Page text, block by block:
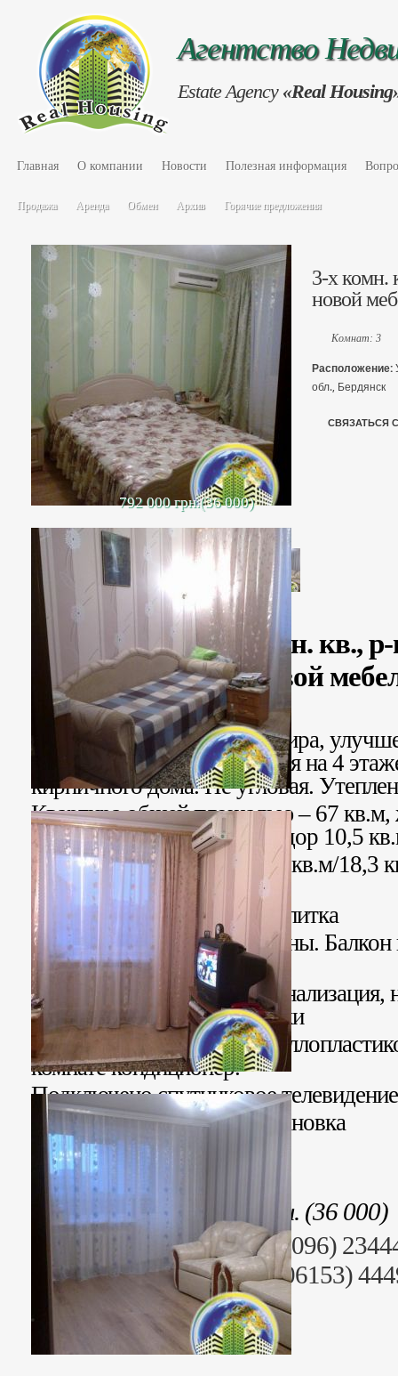
Агентство
Estate Agency «Real
Главная О компании Новости Полезная информация
Продажа Аренда Обмен Архив Горячие предложения
792 000 грн.(36 000)
3-х комн.
новой
Комнат: 3
Расположение:
обл., Бердянск
СВЯЗАТЬСЯ
3-х комн. кв.,
с новой
Продается 3-х комн. квартира,
районе АКЗ, расположеннаяна 4
кирпичного дома. Не угловая.
Квартира общей площадью – 67 кв.м,
кв.м.,кухня 8,3 кв.м., коридор 10,5
Комнаты раздельные ( 11,3 кв.м/18,3
ламинат.
В коридоре и кухне пол- плитка
Окна выходят на две стороны.
Утеплены внутри.
Заменены водопровод и канализация,
Выровнены стены и потолки
Установлены: бойлер,
комнате кондиционер.
Подключено спутниковое
Рядом школа, магазин, остановка
К морю 10 мин.
Стоимость: 792 000 грн. (36 000)
Раб. тел. (095) 2344499, (096)
+38 (06153) 44442, +38 (06153)